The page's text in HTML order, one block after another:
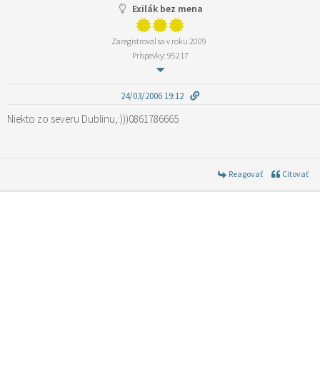
Exilák bez mena
Zaregistroval sa v roku 2009
Príspevky: 95217
24/03/2006 19:12
Niekto zo severu Dublinu,:)))0861786665
Reagovať Citovať